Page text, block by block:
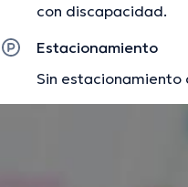
con discapacidad.
Estacionamiento
Sin estacionamiento